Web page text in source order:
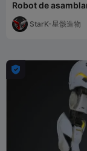
Robot de
StarK-星骸造物
